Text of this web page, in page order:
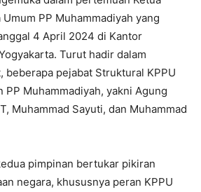
PP Muhammadiyah yang
4 April 2024 di Kantor
Turut hadir dalam
beberapa pejabat Struktural KPPU
PP Muhammadiyah, yakni Agung
Muhammad Sayuti, dan Muhammad
pimpinan bertukar pikiran
negara, khususnya peran KPPU